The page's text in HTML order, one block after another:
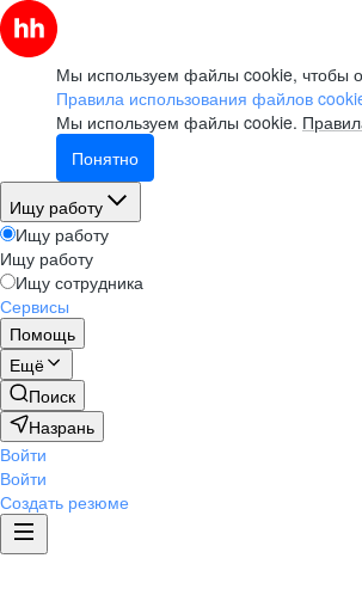
Мы используем файлы cookie, чтобы
Правила использования файлов
Мы используем файлы cookie.
Понятно
Ищу работу
Ищу работу
Ищу работу
Ищу сотрудника
Сервисы
Помощь
Ещё
Поиск
Назрань
Войти
Войти
Создать резюме